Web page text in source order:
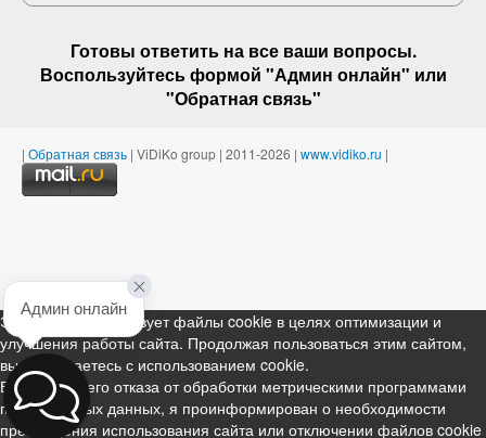
Готовы ответить на все ваши вопросы.
Воспользуйтесь формой "Админ онлайн" или
"Обратная связь"
| Обратная связь | ViDiKo group | 2011-2026 | www.vidiko.ru |
Этот ресурс использует файлы cookie в целях оптимизации и
улучшения работы сайта. Продолжая пользоваться этим сайтом,
вы соглашаетесь с использованием cookie.
В случае моего отказа от обработки метрическими программами
персональных данных, я проинформирован о необходимости
прекращения использования сайта или отключении файлов cookie
Админ онлайн